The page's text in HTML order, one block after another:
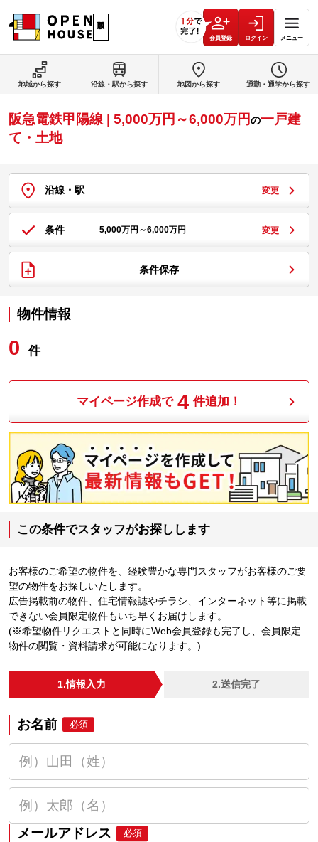
会員登録 ログイン メニュー
阪急電鉄甲陽線 | 5,000万円～6,000万円の一戸建
て・土地
沿線・駅 変更
条件 5,000万円～6,000万円 変更
条件保存
物件情報
0 件
マイページ作成で 4 件追加！
この条件でスタッフがお探しします
お客様のご希望の物件を、経験豊かな専門スタッフがお客様のご要
望の物件をお探しいたします。
広告掲載前の物件、住宅情報誌やチラシ、インターネット等に掲載
できない会員限定物件もいち早くお届けします。
(※希望物件リクエストと同時にWeb会員登録も完了し、会員限定
物件の閲覧・資料請求が可能になります。)
1.情報入力 2.送信完了
お名前 必須
メールアドレス 必須
地域から探す 沿線・駅から探す 地図から探す 通勤・通学から探す